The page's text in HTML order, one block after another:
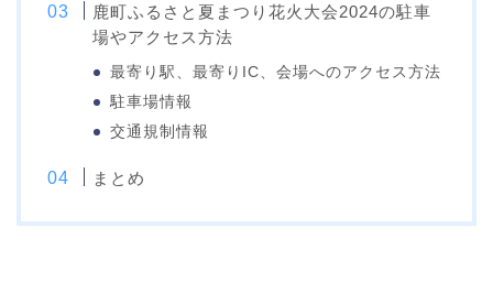
鹿町ふるさと夏まつり花火大会2024の駐車
場やアクセス方法
最寄り駅、最寄りIC、会場へのアクセス方法
駐車場情報
交通規制情報
まとめ